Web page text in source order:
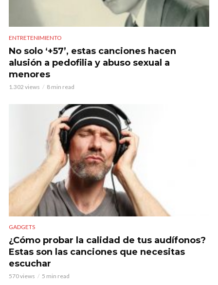
ENTRETENIMIENTO
No solo ‘+57’, estas canciones hacen
alusión a pedofilia y abuso sexual a
menores
1.302 views 8 min read
GADGETS
¿Cómo probar la calidad de tus audífonos?
Estas son las canciones que necesitas
escuchar
570 views 5 min read